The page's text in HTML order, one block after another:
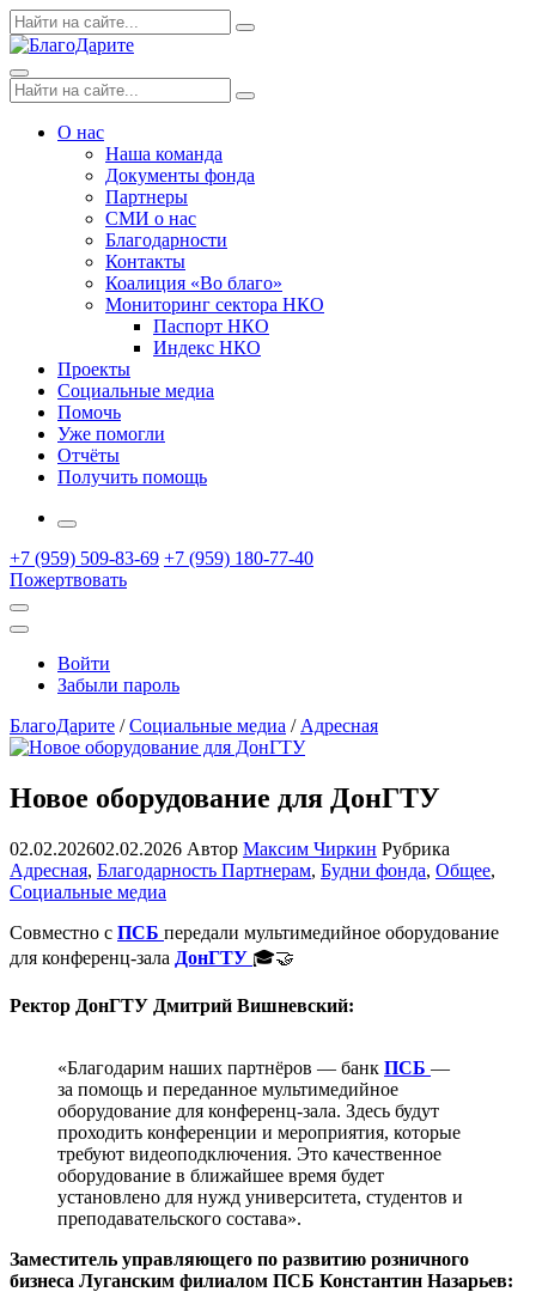
Skip
to
Поиск
по:
Search
Menu
Поиск
по:
Search
О нас
Наша команда
Документы фонда
Партнеры
СМИ о нас
Благодарности
Контакты
Коалиция «Во благо»
Мониторинг сектора НКО
Паспорт НКО
Индекс НКО
Проекты
Социальные медиа
Помочь
Уже помогли
Отчёты
Получить помощь
More
+7 (959) 509-83-69 +7 (959) 180-77-40
Пожертвовать
Открыть
поиск
Профиль
Войти
Забыли пароль
БлагоДарите /Социальные медиа / Адресная
Новое оборудование для ДонГТУ
02.02.202602.02.2026 Автор Максим Чиркин Рубрика
Адресная, Благодарность Партнерам, Будни фонда, Общее,
Социальные медиа
Совместно с ПСБ передали мультимедийное оборудование
для конференц-зала ДонГТУ 🎓🤝
Ректор ДонГТУ Дмитрий Вишневский:
«Благодарим наших партнёров — банк ПСБ —
за помощь и переданное мультимедийное
оборудование для конференц-зала. Здесь будут
проходить конференции и мероприятия, которые
требуют видеоподключения. Это качественное
оборудование в ближайшее время будет
установлено для нужд университета, студентов и
преподавательского состава».
Заместитель управляющего по развитию розничного
бизнеса Луганским филиалом ПСБ Константин Назарьев: